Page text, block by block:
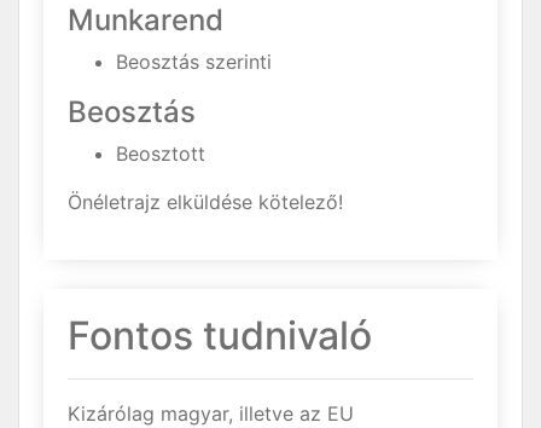
Munkarend
Beosztás szerinti
Beosztás
Beosztott
Önéletrajz elküldése kötelező!
Fontos tudnivaló
Kizárólag magyar, illetve az EU